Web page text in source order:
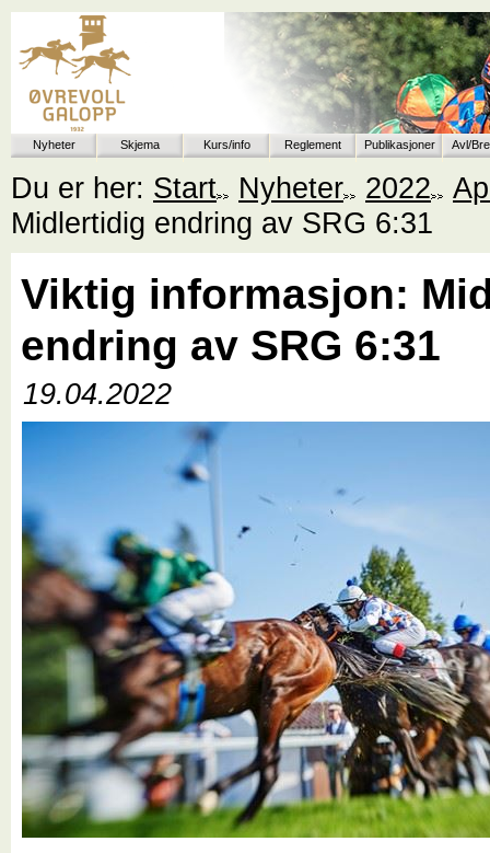
Nyheter Skjema Kurs/info Reglement Publikasjoner Avl/
Du er her: Start Nyheter 2022
Midlertidig endring av SRG 6:31
Viktig informasjon:
endring av SRG 6:31
19.04.2022